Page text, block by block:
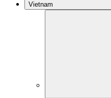
Vietnam